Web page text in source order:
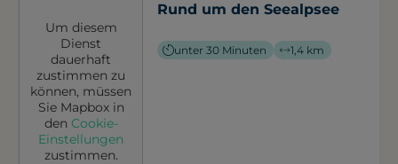
Um diesem
Dienst
dauerhaft
zustimmen zu
können, müssen
Sie Mapboxin
den Cookie-
Einstellungen
zustimmen.
Rund um den Seealpsee
unter 30 Minuten 1,4 km